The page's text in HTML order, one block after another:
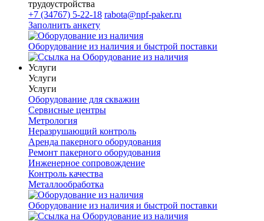
трудоустройства
+7 (34767) 5-22-18 rabota@npf-paker.ru
Заполнить анкету
Оборудование из наличия и быстрой поставки
Услуги
Услуги
Услуги
Оборудование для скважин
Сервисные центры
Метрология
Неразрушающий контроль
Аренда пакерного оборудования
Ремонт пакерного оборудования
Инженерное сопровождение
Контроль качества
Металлообработка
Оборудование из наличия и быстрой поставки